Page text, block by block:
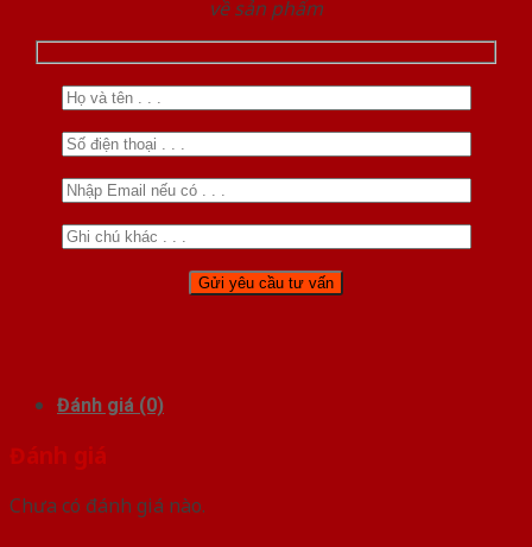
về sản phẩm
Đánh giá (0)
Đánh giá
Chưa có đánh giá nào.